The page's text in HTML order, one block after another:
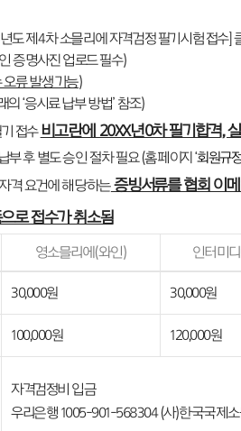
도 제4차 소믈리에 자격검정 필기시험 접수]
증명사진 업로드 필수)
류 발생 가능)
의 ‘응시료 납부 방법’ 참조)
접수 비고란에 20XX년0차 필기합격,
후 별도 승인 절차 필요 (홈페이지 ‘회원규
격 요건에 해당하는증빙서류를 협회 이메
로 접수가 취소됨
영소믈리에(와인) 인터미
30,000원 30,000원
100,000원 120,000원
자격검정비 입금
우리은행 1005-901-568304 (사)한국국제